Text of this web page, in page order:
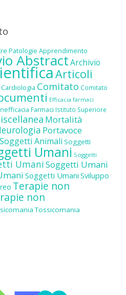
Patologie Apprendimento
AbstractArchivio
Articoli
Cardiologia Comitato Comitato
Efficacia farmaci
Farmaci Istituto Superiore
Mortalità
Portavoce
Soggetti Animali Soggetti
Umani Soggetti
UmaniSoggetti Umani
Soggetti Umani Sviluppo
Terapie non
non
Tossicomania